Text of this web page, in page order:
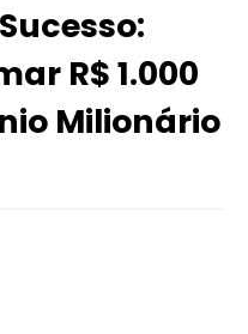
R$ 1.000
Milionário